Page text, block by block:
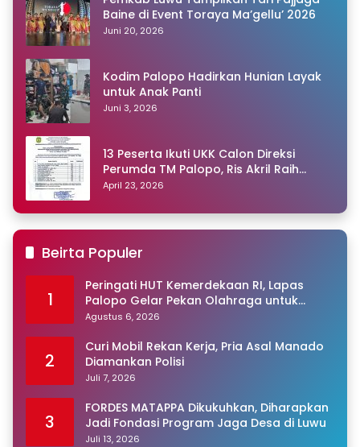
Baine di Event Toraya Ma’gellu’ 2026
Juni 20, 2026
Kodim Palopo Hadirkan Hunian Layak
untuk Anak Panti
Juni 3, 2026
13 Peserta Ikuti UKK Calon Direksi
Perumda TM Palopo, Ris Akril Raih
Peringkat Pertama
April 23, 2026
Beirta Populer
1
Peringati HUT Kemerdekaan RI, Lapas
Palopo Gelar Pekan Olahraga untuk
Warga Binaan
Agustus 6, 2026
2
Curi Mobil Rekan Kerja, Pria Asal Manado
Diamankan Polisi
Juli 7, 2026
3
FORDES MATAPPA Dikukuhkan, Diharapkan
Jadi Fondasi Program Jaga Desa di Luwu
Juli 13, 2026